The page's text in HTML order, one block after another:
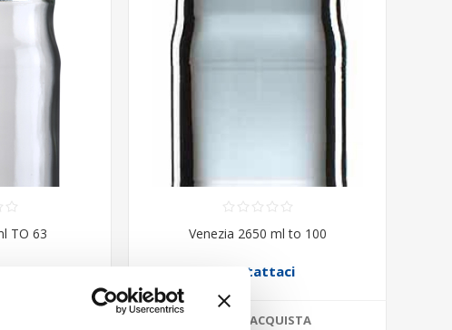
TO 63 Venezia 2650 ml to 100
Contattaci
ACQUISTA